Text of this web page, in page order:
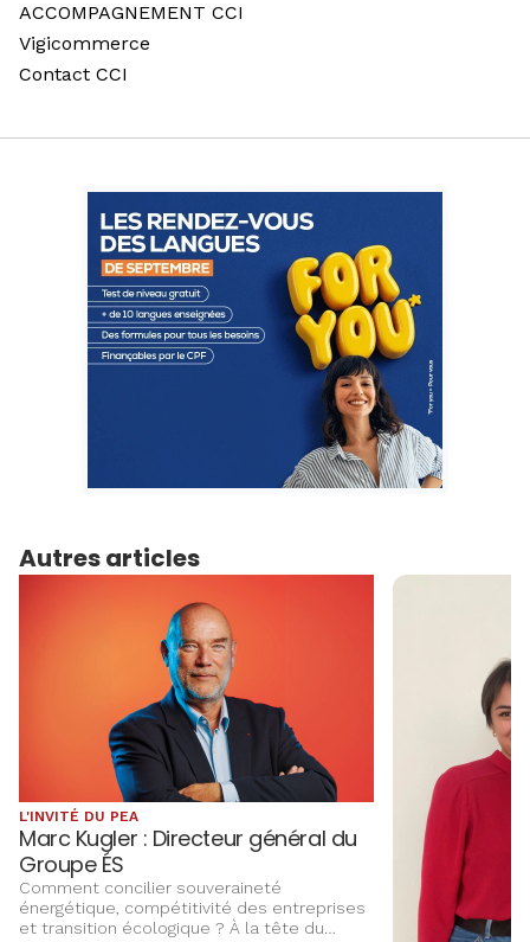
ACCOMPAGNEMENT CCI
Vigicommerce
Contact CCI
Autres articles
L'INVITÉ DU PEA
Marc Kugler : Directeur général du
Groupe ÉS
Comment concilier souveraineté
énergétique, compétitivité des entreprises
et transition écologique ? À la tête du